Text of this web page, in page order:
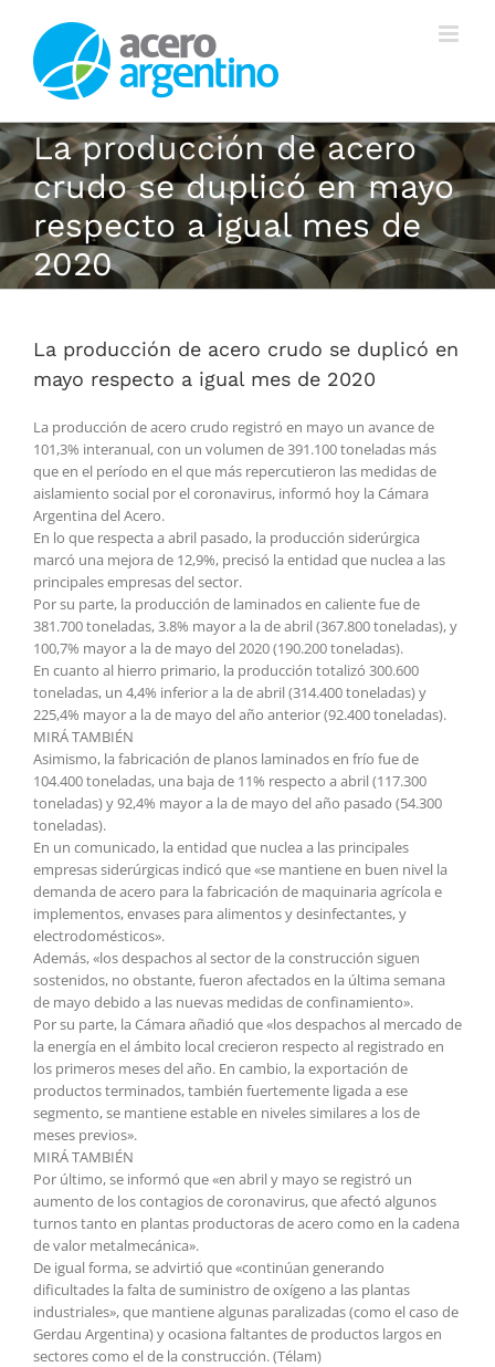
contenido
La producción de acero
crudo se duplicó en mayo
respecto a igual mes de
2020
La producción de acero crudo se duplicó en
mayo respecto a igual mes de 2020
La producción de acero crudo registró en mayo un avance de
101,3% interanual, con un volumen de 391.100 toneladas más
que en el período en el que más repercutieron las medidas de
aislamiento social por el coronavirus, informó hoy la Cámara
Argentina del Acero.
En lo que respecta a abril pasado, la producción siderúrgica
marcó una mejora de 12,9%, precisó la entidad que nuclea a las
principales empresas del sector.
Por su parte, la producción de laminados en caliente fue de
381.700 toneladas, 3.8% mayor a la de abril (367.800 toneladas), y
100,7% mayor a la de mayo del 2020 (190.200 toneladas).
En cuanto al hierro primario, la producción totalizó 300.600
toneladas, un 4,4% inferior a la de abril (314.400 toneladas) y
225,4% mayor a la de mayo del año anterior (92.400 toneladas).
MIRÁ TAMBIÉN
Asimismo, la fabricación de planos laminados en frío fue de
104.400 toneladas, una baja de 11% respecto a abril (117.300
toneladas) y 92,4% mayor a la de mayo del año pasado (54.300
toneladas).
En un comunicado, la entidad que nuclea a las principales
empresas siderúrgicas indicó que «se mantiene en buen nivel la
demanda de acero para la fabricación de maquinaria agrícola e
implementos, envases para alimentos y desinfectantes, y
electrodomésticos».
Además, «los despachos al sector de la construcción siguen
sostenidos, no obstante, fueron afectados en la última semana
de mayo debido a las nuevas medidas de confinamiento».
Por su parte, la Cámara añadió que «los despachos al mercado de
la energía en el ámbito local crecieron respecto al registrado en
los primeros meses del año. En cambio, la exportación de
productos terminados, también fuertemente ligada a ese
segmento, se mantiene estable en niveles similares a los de
meses previos».
MIRÁ TAMBIÉN
Por último, se informó que «en abril y mayo se registró un
aumento de los contagios de coronavirus, que afectó algunos
turnos tanto en plantas productoras de acero como en la cadena
de valor metalmecánica».
De igual forma, se advirtió que «continúan generando
dificultades la falta de suministro de oxígeno a las plantas
industriales», que mantiene algunas paralizadas (como el caso de
Gerdau Argentina) y ocasiona faltantes de productos largos en
sectores como el de la construcción. (Télam)